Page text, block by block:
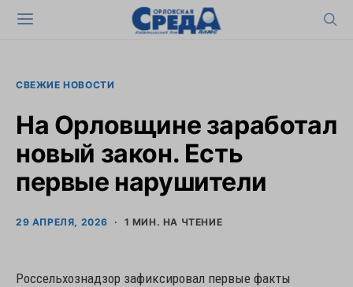
СВЕЖИЕ НОВОСТИ
На Орловщине заработал
новый закон. Есть
первые нарушители
29 АПРЕЛЯ, 2026 1 МИН. НА ЧТЕНИЕ
Россельхознадзор зафиксировал первые факты